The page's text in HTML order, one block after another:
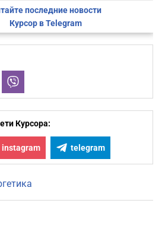
последние новости
Курсор в Telegram
Telegram
Курсора:
instagram telegram